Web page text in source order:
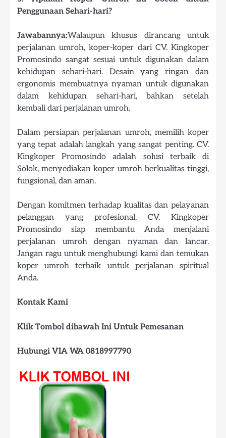
Penggunaan Sehari-hari?
Jawabannya:Walaupun khusus dirancang untuk
perjalanan umroh, koper-koper dari CV. Kingkoper
Promosindo sangat sesuai untuk digunakan dalam
kehidupan sehari-hari. Desain yang ringan dan
ergonomis membuatnya nyaman untuk digunakan
dalam kehidupan sehari-hari, bahkan setelah
kembali dari perjalanan umroh.
Dalam persiapan perjalanan umroh, memilih koper
yang tepat adalah langkah yang sangat penting. CV.
Kingkoper Promosindo adalah solusi terbaik di
Solok, menyediakan koper umroh berkualitas tinggi,
fungsional, dan aman.
Dengan komitmen terhadap kualitas dan pelayanan
pelanggan yang profesional, CV. Kingkoper
Promosindo siap membantu Anda menjalani
perjalanan umroh dengan nyaman dan lancar.
Jangan ragu untuk menghubungi kami dan temukan
koper umroh terbaik untuk perjalanan spiritual
Anda.
Kontak Kami
Klik Tombol dibawah Ini Untuk Pemesanan
Hubungi VIA WA 0818997790